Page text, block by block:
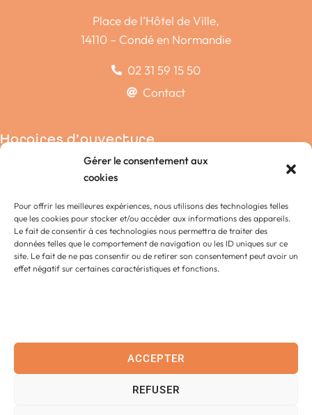
Gérer le consentement aux
cookies
Pour offrir les meilleures expériences, nous utilisons des technologies telles
que les cookies pour stocker et/ou accéder aux informations des appareils.
Le fait de consentir à ces technologies nous permettra de traiter des
données telles que le comportement de navigation ou les ID uniques sur ce
site. Le fait de ne pas consentir ou de retirer son consentement peut avoir un
effet négatif sur certaines caractéristiques et fonctions.
ACCEPTER
REFUSER
Place de l’Hôtel de Ville,
14110 – Condé en Normandie
02 31 59 15 50
Contact
Horaires d’ouverture
Condé-sur-Noireau
Lénault
Proussy
Saint-Germain-du-Crioult
Saint-Pierre-la-Vieille
Contact
Plan
Confidentialité